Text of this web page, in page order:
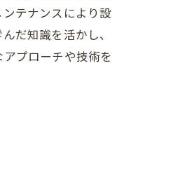
テナンスにより設
だ知識を活かし、
プローチや技術を